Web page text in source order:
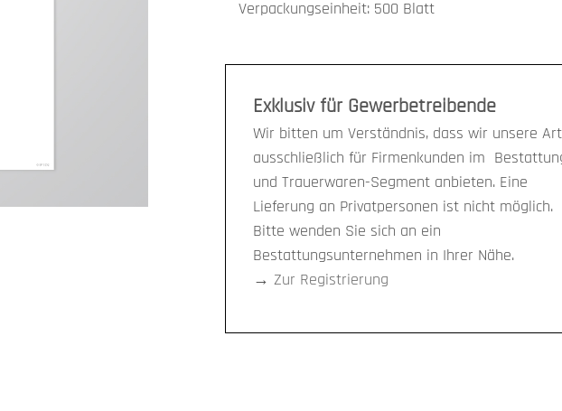
Verpackungseinheit: 500 Blatt
Exklusiv für Gewerbetreibende
Wir bitten um Verständnis, dass wir unsere
ausschließlich für Firmenkunden im
und Trauerwaren-Segment anbieten. Eine
Lieferung an Privatpersonen ist nicht möglich.
Bitte wenden Sie sich an ein
Bestattungsunternehmen in Ihrer Nähe.
→ Zur Registrierung